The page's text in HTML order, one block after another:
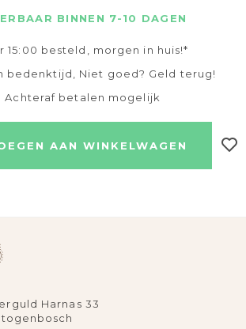
BINNEN 7-10 DAGEN
15:00 besteld, morgen in huis!*
bedenktijd, Niet goed? Geld terug!
Achteraf betalen mogelijk
AAN WINKELWAGEN
Harnas 33